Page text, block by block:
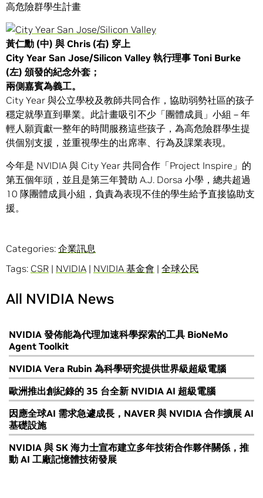
高危險群學生計畫
黃仁勳 (中) 與 Chris (右) 穿上
City Year San Jose/Silicon Valley 執行理事 Toni Burke
(左) 頒發的紀念外套 ；
兩側嘉賓為義工。
City Year 與公立學校及教師共同合作，協助弱勢社區的孩子
穩定就學直到畢業。此計畫吸引不少「團體成員」小組－年
輕人願貢獻一整年的時間服務這些孩子，為高危險群學生提
供個別支援，並重視學生的出席率、行為及課業表現。
今年是 NVIDIA 與 City Year 共同合作「Project Inspire」的
第五個年頭，並且是第三年贊助 A.J. Dorsa 小學，總共超過
10 隊團體成員小組，負責為表現不佳的學生給予直接協助支
援。
Categories: 企業訊息
Tags: CSR | NVIDIA | NVIDIA 基金會 | 全球公民
All NVIDIA News
NVIDIA 發佈能為代理加速科學探索的工具 BioNeMo
Agent Toolkit
NVIDIA Vera Rubin 為科學研究提供世界級超級電腦
歐洲推出創紀錄的 35 台全新 NVIDIA AI 超級電腦
因應全球AI 需求急遽成長，NAVER 與 NVIDIA 合作擴展 AI
基礎設施
NVIDIA 與 SK 海力士宣布建立多年技術合作夥伴關係，推
動 AI 工廠記憶體技術發展